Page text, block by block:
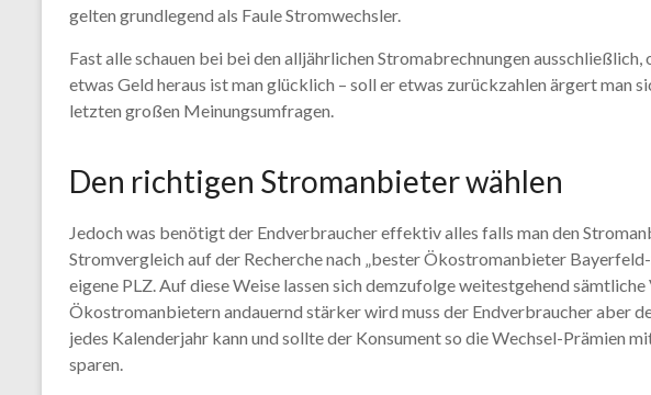
gelten grundlegend als Faule Stromwechsler.
Fast alle schauen bei bei den alljährlichen Stromabrechnungen
etwas Geld heraus ist man glücklich – soll er etwas zurückzahlen ärgert
letzten großen Meinungsumfragen.
Den richtigen Stromanbieter wählen
Jedoch was benötigt der Endverbraucher effektiv alles falls man den
Stromvergleich auf der Recherche nach „bester Ökostromanbieter
eigene PLZ. Auf diese Weise lassen sich demzufolge weitestgehend
Ökostromanbietern andauernd stärker wird muss der Endverbraucher aber
jedes Kalenderjahr kann und sollte der Konsument so die Wechsel-
sparen.